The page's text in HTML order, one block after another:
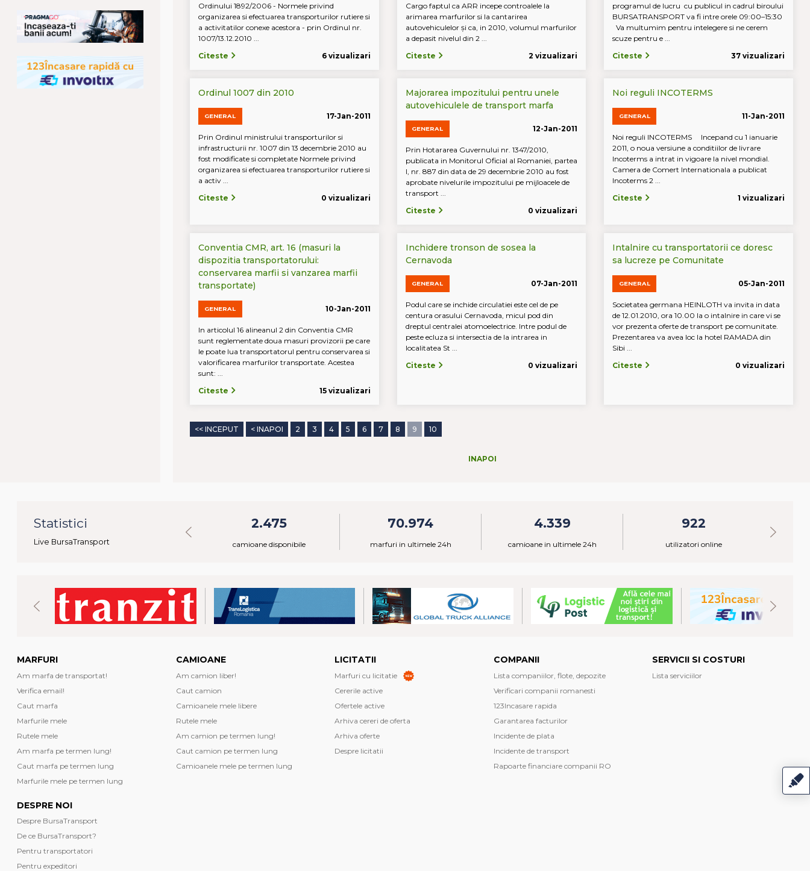
Ordinului 1892/2006 - Normele privind
organizarea si efectuarea transporturilor rutiere si
a activitatilor conexe acestora - prin Ordinul nr.
1007/13.12.2010 ...
Citeste
6 vizualizari
Cargo faptul ca ARR incepe controalele la
arimarea marfurilor si la cantarirea
autovehiculelor şi ca, in 2010, volumul marfurilor
a depasit nivelul din 2 ...
Citeste
2 vizualizari
programul de lucru cu publicul in cadrul biroului
BURSATRANSPORT va fi intre orele 09:00–15:30
Va multumim pentru intelegere si ne cerem
scuze pentru e ...
Citeste
37 vizualizari
Ordinul 1007 din 2010
GENERAL 17-Jan-2011
Prin Ordinul ministrului transporturilor si
infrastructurii nr. 1007 din 13 decembrie 2010 au
fost modificate si completate Normele privind
organizarea si efectuarea transporturilor rutiere si
a activ ...
Citeste
0 vizualizari
Majorarea impozitului pentru unele
autovehiculele de transport marfa
GENERAL 12-Jan-2011
Prin Hotararea Guvernului nr. 1347/2010,
publicata in Monitorul Oficial al Romaniei, partea
I, nr. 887 din data de 29 decembrie 2010 au fost
aprobate nivelurile impozitului pe mijloacele de
transport ...
Citeste
0 vizualizari
Noi reguli INCOTERMS
GENERAL 11-Jan-2011
Noi reguli INCOTERMS Incepand cu 1 ianuarie
2011, o noua versiune a conditiilor de livrare
Incoterms a intrat in vigoare la nivel mondial.
Camera de Comert Internationala a publicat
Incoterms 2 ...
Citeste
1 vizualizari
Conventia CMR, art. 16 (masuri la
dispozitia transportatorului:
conservarea marfii si vanzarea marfii
transportate)
GENERAL 10-Jan-2011
In articolul 16 alineanul 2 din Conventia CMR
sunt reglementate doua masuri provizorii pe care
le poate lua transportatorul pentru conservarea si
valorificarea marfurilor transportate. Acestea
sunt: ...
Citeste
15 vizualizari
Inchidere tronson de sosea la
Cernavoda
GENERAL 07-Jan-2011
Podul care se inchide circulatiei este cel de pe
centura orasului Cernavoda, micul pod din
dreptul centralei atomoelectrice. Intre podul de
peste ecluza si intersectia de la intrarea in
localitatea St ...
Citeste
0 vizualizari
Intalnire cu transportatorii ce doresc
sa lucreze pe Comunitate
GENERAL 05-Jan-2011
Societatea germana HEINLOTH va invita in data
de 12.01.2010, ora 10.00 la o intalnire in care vi se
vor prezenta oferte de transport pe comunitate.
Prezentarea va avea loc la hotel RAMADA din
Sibi ...
Citeste
0 vizualizari
<< INCEPUT < INAPOI 2 3 4 5 6 7 8 9 10
INAPOI
Statistici
Live BursaTransportmarfuri disponibile
2.475
camioane disponibile
70.974
marfuri in ultimele 24h
4.339
camioane in ultimele 24h
922
utilizatori online
MARFURI
Am marfa de transportat!
Verifica email!
Caut marfa
Marfurile mele
Rutele mele
Am marfa pe termen lung!
Caut marfa pe termen lung
Marfurile mele pe termen lung
CAMIOANE
Am camion liber!
Caut camion
Camioanele mele libere
Rutele mele
Am camion pe termen lung!
Caut camion pe termen lung
Camioanele mele pe termen lung
LICITATII
Marfuri cu licitatie
Cererile active
Ofertele active
Arhiva cereri de oferta
Arhiva oferte
Despre licitatii
COMPANII
Lista companiilor, flote, depozite
Verificari companii romanesti
123Incasare rapida
Garantarea facturilor
Incidente de plata
Incidente de transport
Rapoarte financiare companii RO
SERVICII SI COSTURI
Lista serviciilor
DESPRE NOI
Despre BursaTransport
De ce BursaTransport?
Pentru transportatori
Pentru expeditori